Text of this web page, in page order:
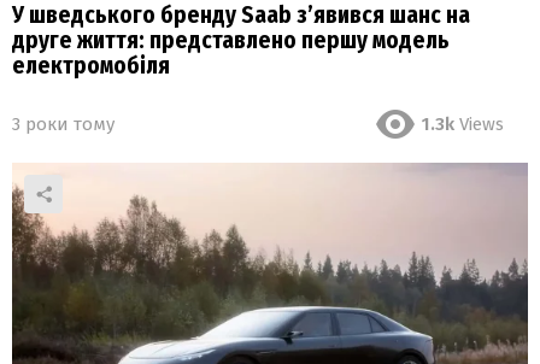
У шведського бренду Saab зʼявився шанс на
друге життя: представлено першу модель
електромобіля
3 роки тому 1.3k Views